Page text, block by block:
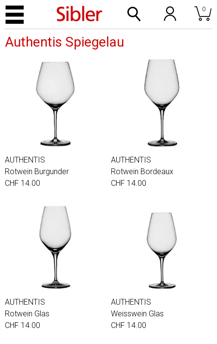
0
Authentis Spiegelau
AUTHENTIS
Rotwein Burgunder
CHF 14.00
AUTHENTIS
Rotwein Bordeaux
CHF 14.00
AUTHENTIS
Rotwein Glas
CHF 14.00
AUTHENTIS
Weisswein Glas
CHF 14.00